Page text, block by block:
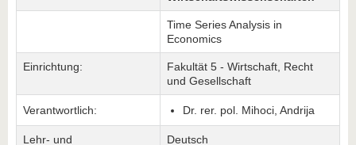
Time Series Analysis in
Economics
Einrichtung:
Fakultät 5 - Wirtschaft, Recht
und Gesellschaft
Verantwortlich: Dr. rer. pol. Mihoci, Andrija
Lehr- und
Deutsch